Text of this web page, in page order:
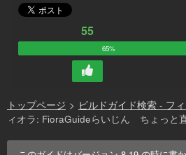
55
65%
トップページ > ビルドガイド検索 - フ
ィオラ: FioraGuideらいじん ちょっと